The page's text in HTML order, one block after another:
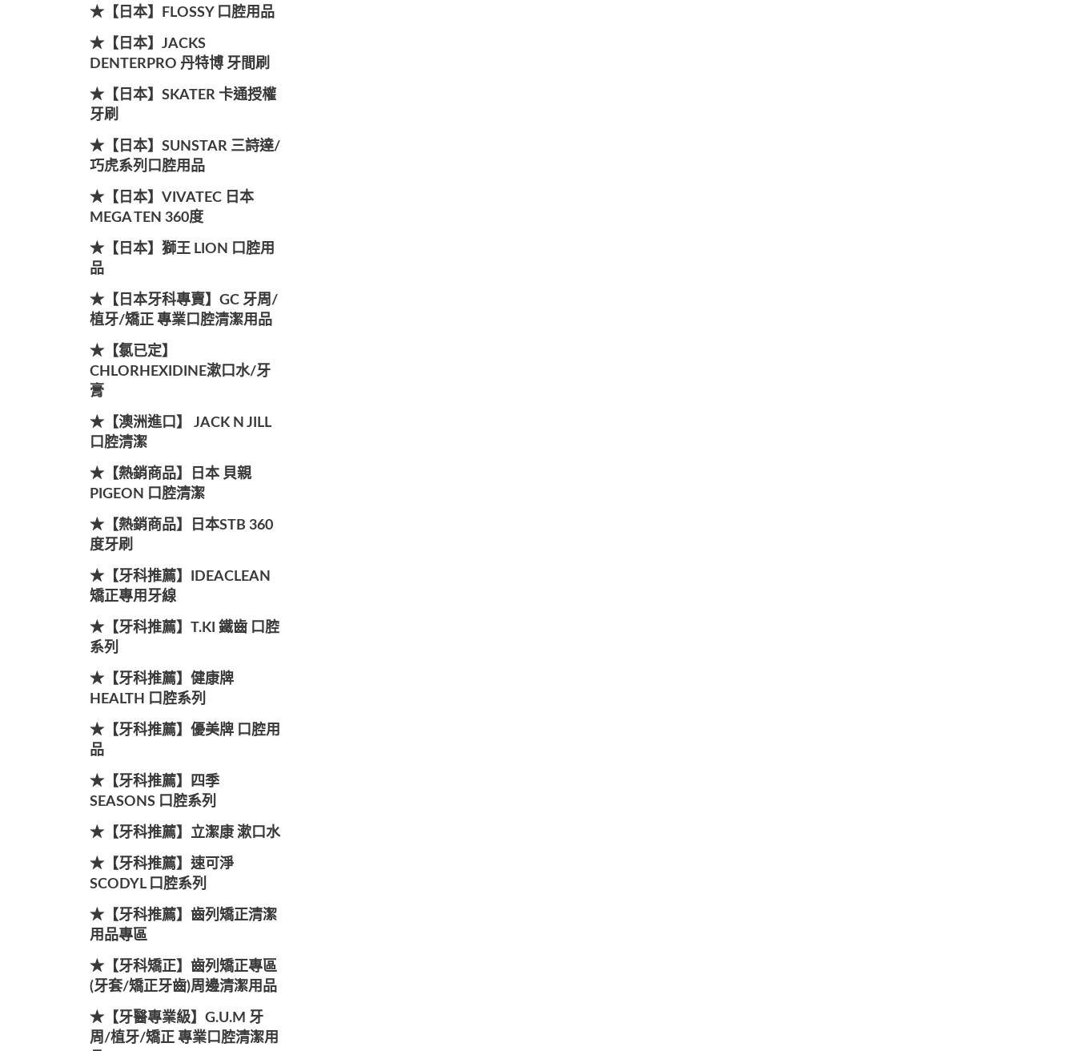
★【日本】FLOSSY 口腔用品
★【日本】JACKS
DENTERPRO 丹特博 牙間刷
★【日本】SKATER 卡通授權
牙刷
★【日本】SUNSTAR 三詩達/
巧虎系列口腔用品
★【日本】VIVATEC 日本
MEGA TEN 360度
★【日本】獅王 LION 口腔用
品
★【日本牙科專賣】GC 牙周/
植牙/矯正 專業口腔清潔用品
★【氯已定】
CHLORHEXIDINE漱口水/牙
膏
★【澳洲進口】 JACK N JILL
口腔清潔
★【熱銷商品】日本 貝親
PIGEON 口腔清潔
★【熱銷商品】日本STB 360
度牙刷
★【牙科推薦】IDEACLEAN
矯正專用牙線
★【牙科推薦】T.KI 鐵齒 口腔
系列
★【牙科推薦】健康牌
HEALTH 口腔系列
★【牙科推薦】優美牌 口腔用
品
★【牙科推薦】四季
SEASONS 口腔系列
★【牙科推薦】立潔康 漱口水
★【牙科推薦】速可淨
SCODYL 口腔系列
★【牙科推薦】齒列矯正清潔
用品專區
★【牙科矯正】齒列矯正專區
(牙套/矯正牙齒)周邊清潔用品
★【牙醫專業級】G.U.M 牙
周/植牙/矯正 專業口腔清潔用